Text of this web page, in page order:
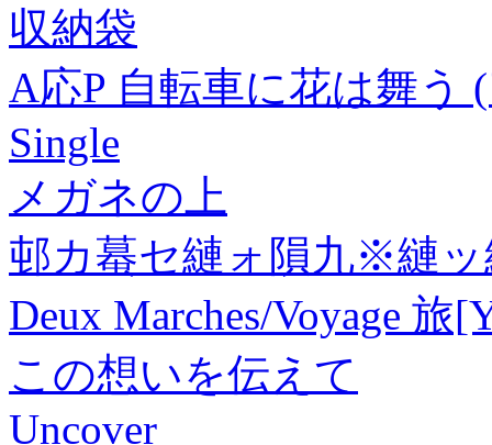
収納袋
A応P 自転車に花は舞う
Single
メガネの上
邨カ蟇セ縺ォ隕九※縺
Deux Marches/Voyage 旅
この想いを伝えて
Uncover